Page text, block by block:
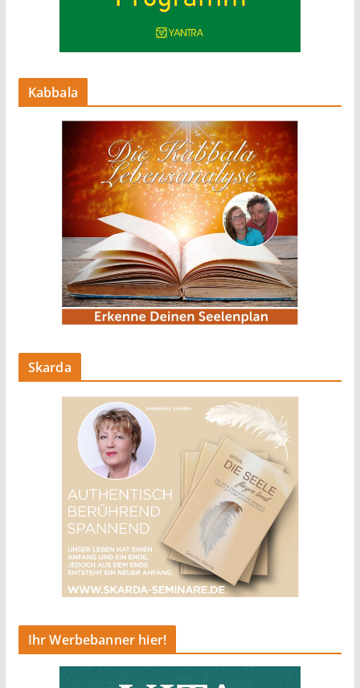
Kabbala
Skarda
Ihr Werbebanner hier!